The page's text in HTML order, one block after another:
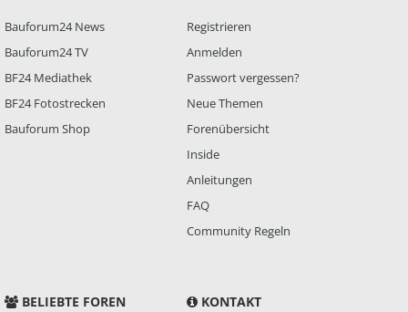
Bauforum24 News
Bauforum24 TV
BF24 Mediathek
BF24 Fotostrecken
Bauforum Shop
Registrieren
Anmelden
Passwort vergessen?
Neue Themen
Forenübersicht
Inside
Anleitungen
FAQ
Community Regeln
BELIEBTE FOREN KONTAKT